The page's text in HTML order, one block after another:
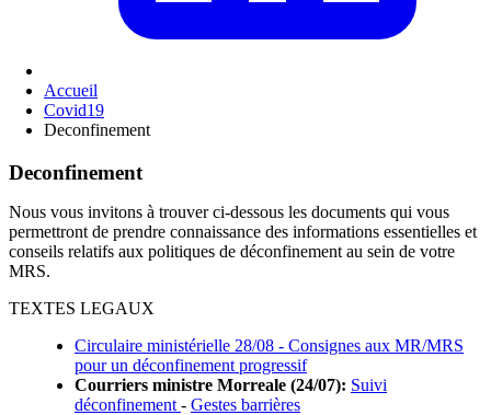
Accueil
Covid19
Deconfinement
Deconfinement
Nous vous invitons à trouver ci-dessous les documents qui vous
permettront de prendre connaissance des informations essentielles et
conseils relatifs aux politiques de déconfinement au sein de votre
MRS.
TEXTES LEGAUX
Circulaire ministérielle 28/08 - Consignes aux MR/MRS
pour un déconfinement progressif
Courriers ministre Morreale (24/07): Suivi
déconfinement - Gestes barrières